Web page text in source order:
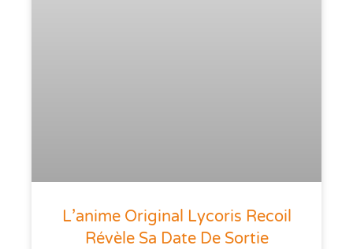
L’anime Original Lycoris Recoil
Révèle Sa Date De Sortie